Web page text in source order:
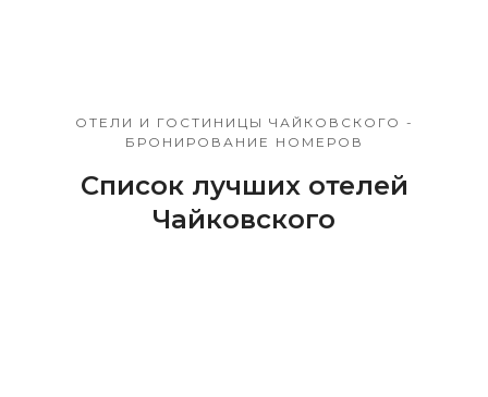
ОТЕЛИ И ГОСТИНИЦЫ ЧАЙКОВСКОГО -
БРОНИРОВАНИЕ НОМЕРОВ
Список лучших отелей
Чайковского